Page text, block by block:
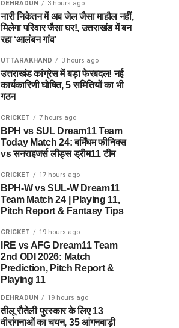
DEHRADUN 3 hours ago
नारी निकेतन में अब जेल जैसा माहौल नहीं,
मिलेगा परिवार जैसा घर!, उत्तराखंड में बन
रहा ‘आलंबन गांव’
UTTARAKHAND 3 hours ago
उत्तराखंड कांग्रेस में बड़ा फेरबदल! नई
कार्यकारिणी घोषित, 5 समितियों का भी
गठन
CRICKET 7 hours ago
BPH vs SUL Dream11 Team
Today Match 24: बर्मिंघम फीनिक्स
vs सनराइजर्स लीड्स ड्रीम11 टीम
CRICKET 17 hours ago
BPH-W vs SUL-W Dream11
Team Match 24 | Playing 11,
Pitch Report & Fantasy Tips
CRICKET 19 hours ago
IRE vs AFG Dream11 Team
2nd ODI 2026: Match
Prediction, Pitch Report &
Playing 11
DEHRADUN 19 hours ago
तीलू रौतेली पुरस्कार के लिए 13
वीरांगनाओं का चयन, 35 आंगनबाड़ी